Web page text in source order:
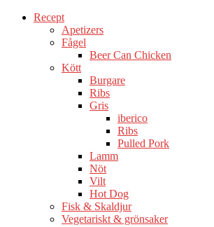
Recept
Apetizers
Fågel
Beer Can Chicken
Kött
Burgare
Ribs
Gris
iberico
Ribs
Pulled Pork
Lamm
Nöt
Vilt
Hot Dog
Fisk & Skaldjur
Vegetariskt & grönsaker